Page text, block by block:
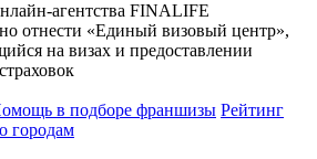
агентства FINALIFE
отнести «Единый визовый центр»,
на визах и предоставлении
в подборе франшизы Рейтинг
городам